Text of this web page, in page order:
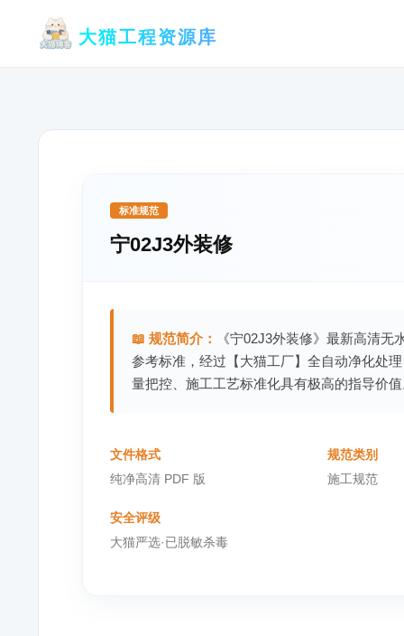
大猫工程资源库
标准规范
宁02J3外装修
📖 规范简介：
《宁02J3外装修》最新高清
参考标准，经过【大猫工厂】全自动净化处
量把控、施工工艺标准化具有极高的指导价
文件格式
纯净高清 PDF 版
规范类别
施工规范
安全评级
大猫严选·已脱敏杀毒